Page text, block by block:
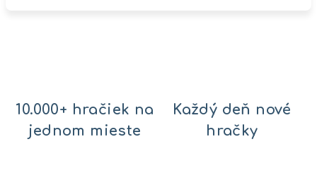
10.000+ hračiek na
jednom mieste
Každý deň nové
hračky